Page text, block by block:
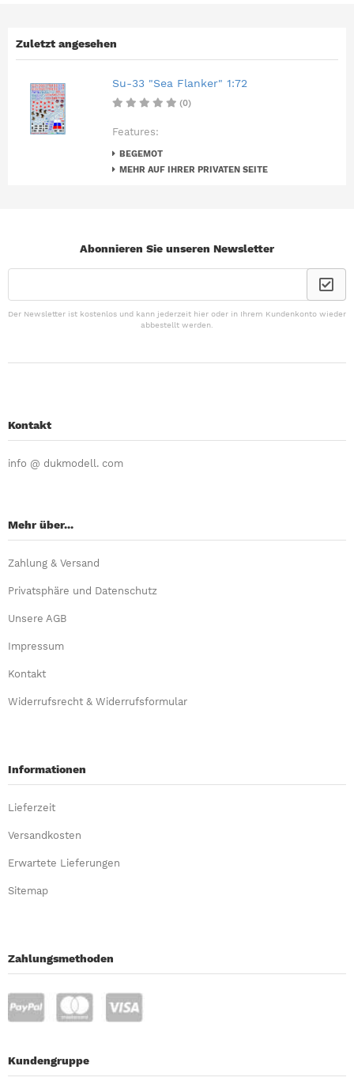
Zuletzt angesehen
Su-33 "Sea Flanker" 1:72
(0)
Features:
BEGEMOT
MEHR AUF IHRER PRIVATEN SEITE
Abonnieren Sie unseren Newsletter
Der Newsletter ist kostenlos und kann jederzeit hier oder in Ihrem Kundenkonto wieder
abbestellt werden.
Kontakt
info @ dukmodell. com
Mehr über...
Zahlung & Versand
Privatsphäre und Datenschutz
Unsere AGB
Impressum
Kontakt
Widerrufsrecht & Widerrufsformular
Informationen
Lieferzeit
Versandkosten
Erwartete Lieferungen
Sitemap
Zahlungsmethoden
Kundengruppe